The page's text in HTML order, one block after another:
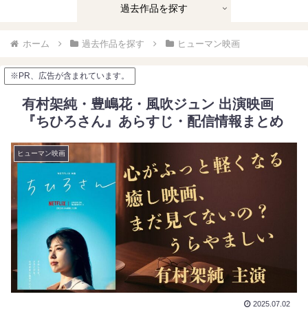
過去作品を探す
ホーム 過去作品を探す ヒューマン映画
※PR、広告が含まれています。
有村架純・豊嶋花・風吹ジュン 出演映画
『ちひろさん』あらすじ・配信情報まとめ
ヒューマン映画
2025.07.02